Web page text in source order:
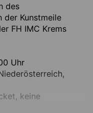
des
der Kunstmeile
FH IMC Krems
Uhr
keine